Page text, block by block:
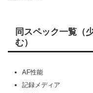
同スペック一覧（
む）
AF性能
記録メディア